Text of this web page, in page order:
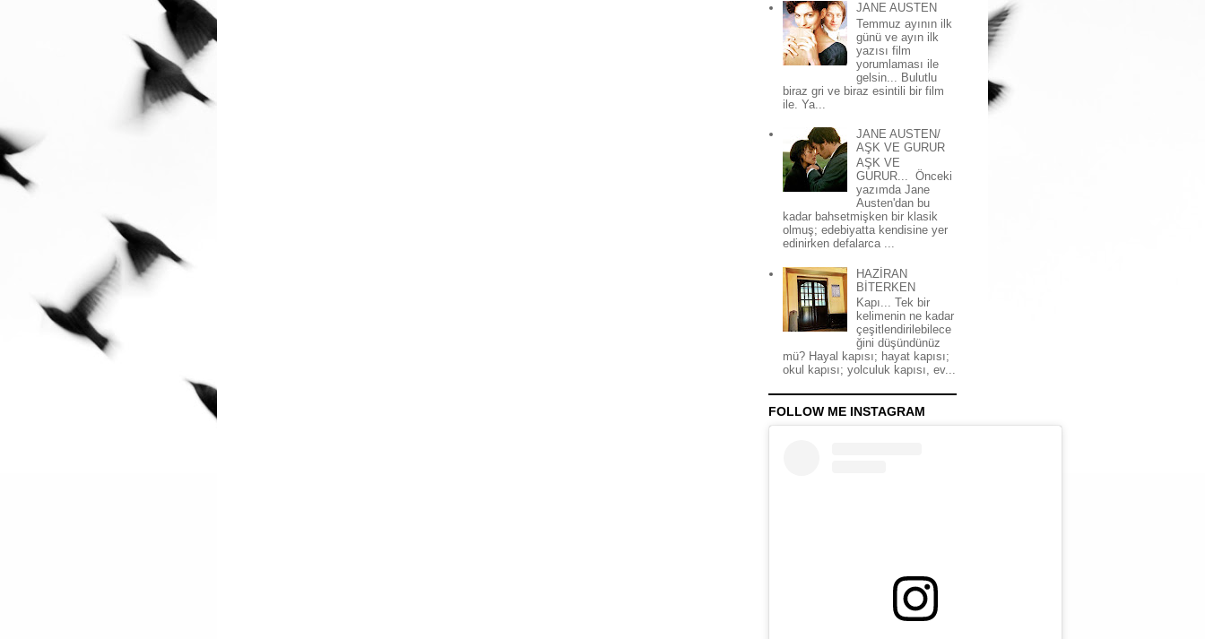
JANE AUSTEN
Temmuz ayının ilk
günü ve ayın ilk
yazısı film
yorumlaması ile
gelsin... Bulutlu
biraz gri ve biraz esintili bir film
ile. Ya...
JANE AUSTEN/
AŞK VE GURUR
AŞK VE
GURUR... Önceki
yazımda Jane
Austen'dan bu
kadar bahsetmişken bir klasik
olmuş; edebiyatta kendisine yer
edinirken defalarca ...
HAZİRAN
BİTERKEN
Kapı... Tek bir
kelimenin ne kadar
çeşitlendirilebilece
ğini düşündünüz
mü? Hayal kapısı; hayat kapısı;
okul kapısı; yolculuk kapısı, ev...
FOLLOW ME INSTAGRAM